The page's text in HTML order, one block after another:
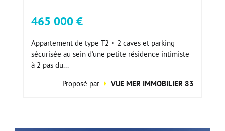
465 000 €
Appartement de type T2 + 2 caves et parking
sécurisée au sein d'une petite résidence intimiste
à 2 pas du...
Proposé par
VUE MER IMMOBILIER 83